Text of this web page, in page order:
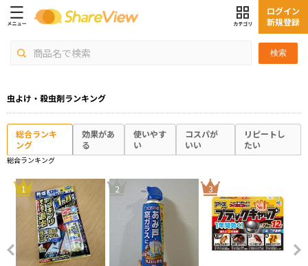
検索
ログイン
新規登録
虫よけ・殺虫剤ランキング
総合ランキ
ング
効果があ
る
使いやす
い
コスパが
いい
リピートし
たい
総合ランキング
1 2 3